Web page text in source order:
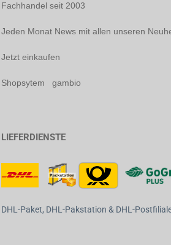
Fachhandel seit 2003
Jeden Monat News mit allen unseren
Jetzt einkaufen
Shopsytem gambio
LIEFERDIENSTE
DHL-Paket, DHL-Pakstation & DHL-